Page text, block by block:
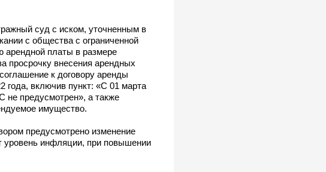
суд с иском, уточненным в
с общества с ограниченной
арендной платы в размере
просрочку внесения арендных
к договору аренды
года, включив пункт: «С 01 марта
не предусмотрен», а также
имущество.
предусмотрено изменение
уровень инфляции, при повышении